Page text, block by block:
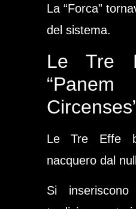
La “Forca”
del sistema.
Le Tre
Le Tre Effe
nacquero dal
Si